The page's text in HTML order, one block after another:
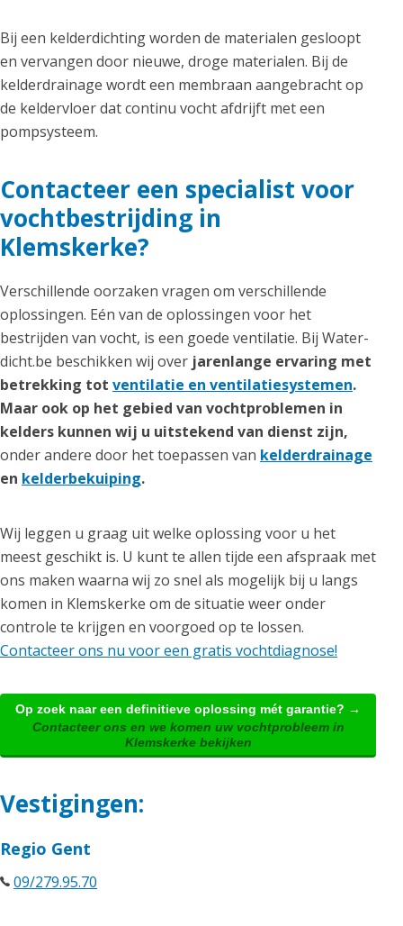
Bij een kelderdichting worden de materialen gesloopt
en vervangen door nieuwe, droge materialen. Bij de
kelderdrainage wordt een membraan aangebracht op
de keldervloer dat continu vocht afdrijft met een
pompsysteem.
Contacteer een specialist voor
vochtbestrijding in
Klemskerke?
Verschillende oorzaken vragen om verschillende
oplossingen. Eén van de oplossingen voor het
bestrijden van vocht, is een goede ventilatie. Bij Water-
dicht.be beschikken wij over jarenlange ervaring met
betrekking tot ventilatie en ventilatiesystemen.
Maar ook op het gebied van vochtproblemen in
kelders kunnen wij u uitstekend van dienst zijn,
onder andere door het toepassen van kelderdrainage
en kelderbekuiping.
Wij leggen u graag uit welke oplossing voor u het
meest geschikt is. U kunt te allen tijde een afspraak met
ons maken waarna wij zo snel als mogelijk bij u langs
komen in Klemskerke om de situatie weer onder
controle te krijgen en voorgoed op te lossen.
Contacteer ons nu voor een gratis vochtdiagnose!
Op zoek naar een definitieve oplossing mét garantie? →
Contacteer ons en we komen uw vochtprobleem in
Klemskerke bekijken
Vestigingen:
Regio Gent
09/279.95.70